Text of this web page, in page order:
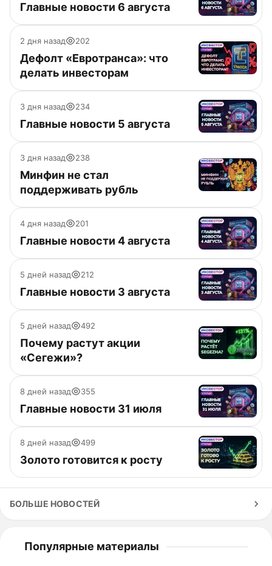
Главные новости 6 августа
2 дня назад 202
Дефолт «Евротранса»: что
делать инвесторам
3 дня назад 234
Главные новости 5 августа
3 дня назад 238
Минфин не стал
поддерживать рубль
4 дня назад 201
Главные новости 4 августа
5 дней назад 212
Главные новости 3 августа
5 дней назад 492
Почему растут акции
«Сегежи»?
8 дней назад 355
Главные новости 31 июля
8 дней назад 499
Золото готовится к росту
БОЛЬШЕ НОВОСТЕЙ
Популярные материалы